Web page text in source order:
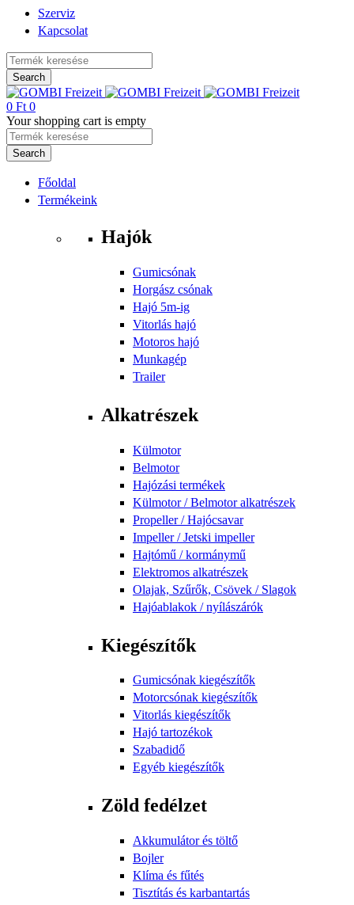
Szerviz
Kapcsolat
0 Ft 0
Your shopping cart is empty
Főoldal
Termékeink
Hajók
Gumicsónak
Horgász csónak
Hajó 5m-ig
Vitorlás hajó
Motoros hajó
Munkagép
Trailer
Alkatrészek
Külmotor
Belmotor
Hajózási termékek
Külmotor / Belmotor alkatrészek
Propeller / Hajócsavar
Impeller / Jetski impeller
Hajtómű / kormánymű
Elektromos alkatrészek
Olajak, Szűrők, Csövek / Slagok
Hajóablakok / nyílászárók
Kiegészítők
Gumicsónak kiegészítők
Motorcsónak kiegészítők
Vitorlás kiegészítők
Hajó tartozékok
Szabadidő
Egyéb kiegészítők
Zöld fedélzet
Akkumulátor és töltő
Bojler
Klíma és fűtés
Tisztítás és karbantartás